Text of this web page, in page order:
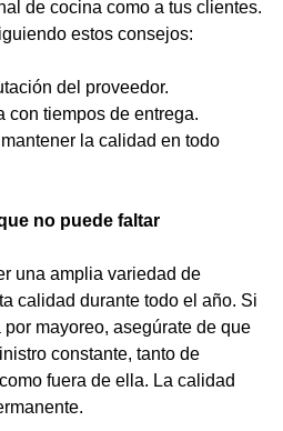
de cocina como a tus clientes.
estos consejos:
del proveedor.
con tiempos de entrega.
la calidad en todo
no puede faltar
una amplia variedad de
calidad durante todo el año. Si
mayoreo, asegúrate de que
constante, tanto de
fuera de ella. La calidad